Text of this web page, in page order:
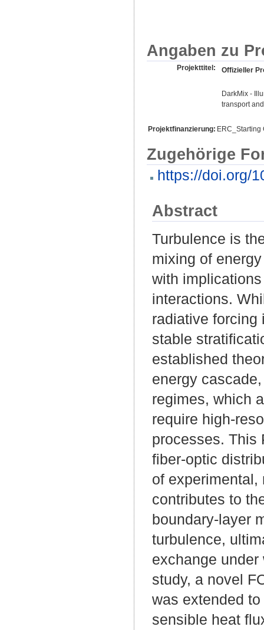
Angaben zu
Projekttitel: Offizieller
DarkMix -
transport
Projektfinanzierung: ERC_Starting
Zugehörige
https://doi.org/
Abstract
Turbulence is
mixing of
with
interactions.
radiative forcing
stable
established
energy
regimes, which
require high-
processes. This
fiber-optic
of experimental,
contributes to
boundary-layer
turbulence,
exchange
study, a novel
was extended
sensible heat